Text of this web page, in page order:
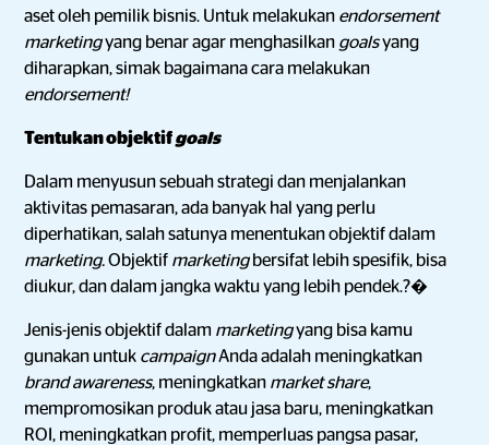
aset oleh pemilik bisnis. Untuk melakukan endorsement
marketingyang benar agar menghasilkan goalsyang
diharapkan, simak bagaimana cara melakukan
endorsement!
Tentukan objektifgoals
Dalam menyusun sebuah strategi dan menjalankan
aktivitas pemasaran, ada banyak hal yang perlu
diperhatikan, salah satunya menentukan objektif dalam
marketing.Objektif marketingbersifat lebih spesifik, bisa
diukur, dan dalam jangka waktu yang lebih pendek.?�
Jenis-jenis objektif dalam marketingyang bisa kamu
gunakan untuk campaignAnda adalah meningkatkan
brand awareness, meningkatkan market share,
mempromosikan produk atau jasa baru, meningkatkan
ROI, meningkatkan profit, memperluas pangsa pasar,